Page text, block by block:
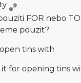
FOR nebo
pouzit?
tins with
it for opening tins